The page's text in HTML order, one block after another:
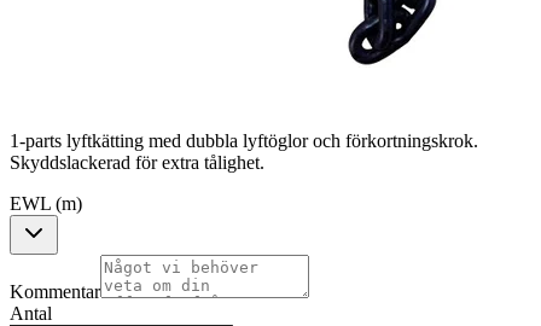
1-parts lyftkätting med dubbla lyftöglor och förkortningskrok.
Skyddslackerad för extra tålighet.
EWL (m)
Kommentar
Antal